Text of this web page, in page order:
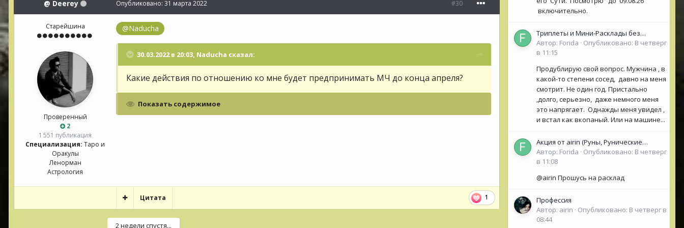
@ Deerey
Старейшина
Проверенный
2
1 551 публикация
Специализация: Таро и
Оракулы
Ленорман
Астрология
#30
Опубликовано: 31 марта 2022
@Naducha
30.03.2022 в 20:03, Naducha сказал:
Какие действия по отношению ко мне будет предпринимать МЧ до конца апреля?
Показать содержимое
1
Цитата
2 недели спустя...
включительно.
Триплеты и Мини-Расклады без
обязательной ОС для НОВИЧКОВ (<50
сообщений)
Автор: Forida · Опубликовано: В четверг
в 11:15
Продублирую свой вопрос. Мужчина , в
какой-то степени сосед, давно на меня
смотрит. Не один год. Пристально
,долго, серьезно, даже немного меня
это напрягает. Однажды меня увидел ,
и встал как вкопаный. Или на машине...
Акция от airin (Руны, Рунические
Оракулы, колоды Таро- Рун)
Автор: Forida · Опубликовано: В четверг
в 11:08
@airin Прошусь на расклад
Профессия
Автор: airin · Опубликовано: В четверг в
08:44